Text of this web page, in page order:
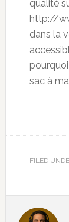
qualité
http://
dans la
sac à
FILED